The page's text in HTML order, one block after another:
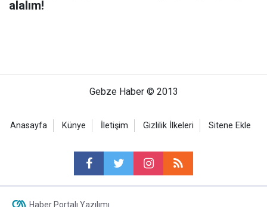
alalım!
Gebze Haber © 2013
Anasayfa Künye İletişim Gizlilik İlkeleri Sitene Ekle
Haber Portalı Yazılımı